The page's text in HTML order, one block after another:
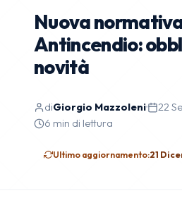
Nuova
Antincendio:
novità
diGiorgio Mazzoleni· 22
6 min di lettura
Ultimo aggiornamento:21